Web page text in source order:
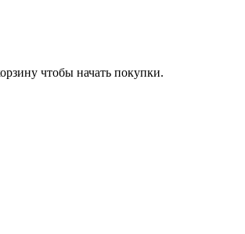
чтобы начать покупки.